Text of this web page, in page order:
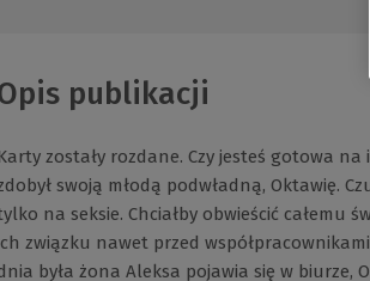
publikacji
zostały rozdane. Czy jesteś gotowa
swoją młodą podwładną, Oktawię.
na seksie. Chciałby obwieścić całemu
związku nawet przed
była żona Aleksa pojawia się w biurze,